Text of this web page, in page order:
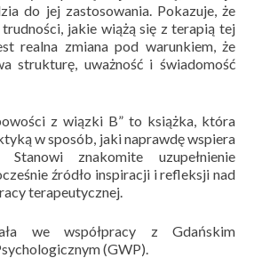
do jej zastosowania. Pokazuje, że
jakie wiążą się z terapią tej
realna zmiana pod warunkiem, że
strukturę, uważność i świadomość
z wiązki B” to książka, która
w sposób, jaki naprawdę wspiera
znakomite uzupełnienie
źródło inspiracji i refleksji nad
terapeutycznej.
we współpracy z Gdańskim
(GWP).